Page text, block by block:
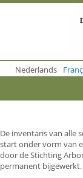
o
m
o
n
t
e
n
Nederlands
De inventaris van alle
start onder vorm van
door de Stichting
permanent bijgewerkt.